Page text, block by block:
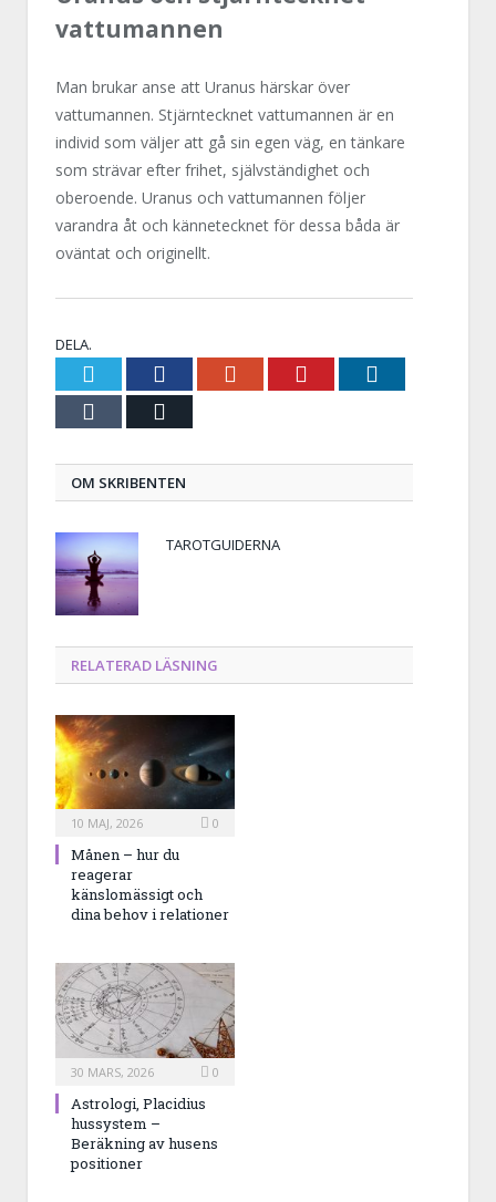
vattumannen
Man brukar anse att Uranus härskar över
vattumannen. Stjärntecknet vattumannen är en
individ som väljer att gå sin egen väg, en tänkare
som strävar efter frihet, självständighet och
oberoende. Uranus och vattumannen följer
varandra åt och kännetecknet för dessa båda är
oväntat och originellt.
DELA.
Twitter Facebook Google+ Pinterest
Tumblr
OM SKRIBENTEN
TAROTGUIDERNA
RELATERAD LÄSNING
10 MAJ, 2026 0
Månen – hur du
reagerar
känslomässigt och
dina behov i relationer
30 MARS, 2026 0
Astrologi, Placidius
hussystem –
Beräkning av husens
positioner